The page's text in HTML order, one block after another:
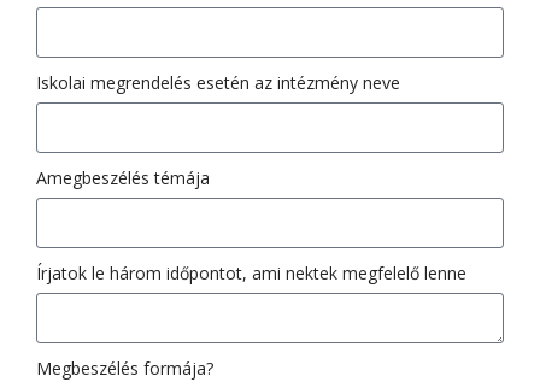
Iskolai megrendelés esetén az intézmény neve
Amegbeszélés témája
Írjatok le három időpontot, ami nektek megfelelő lenne
Megbeszélés formája?